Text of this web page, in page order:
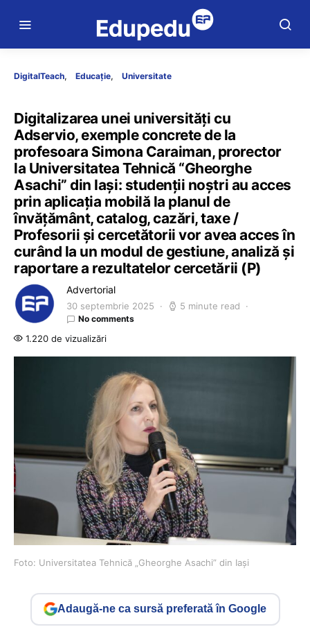
DigitalTeach Educație Universitate
Digitalizarea unei universități cu
Adservio, exemple concrete de la
profesoara Simona Caraiman, prorector
la Universitatea Tehnică “Gheorghe
Asachi” din Iași: studenții noștri au acces
prin aplicația mobilă la planul de
învățământ, catalog, cazări, taxe /
Profesorii și cercetătorii vor avea acces în
curând la un modul de gestiune, analiză și
raportare a rezultatelor cercetării (P)
Advertorial
30 septembrie 2025 5 minute read
No comments
1.220 de vizualizări
Foto: Universitatea Tehnică „Gheorghe Asachi” din Iași
Adaugă-ne ca sursă preferată în Google